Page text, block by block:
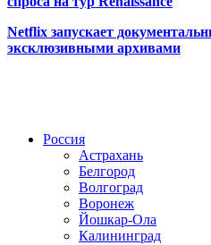
Netflix запускает
эксклюзивными архивами
Россия
Астрахань
Белгород
Волгоград
Воронеж
Йошкар-Ола
Калининград